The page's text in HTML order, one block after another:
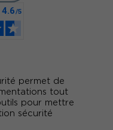
permet de
tout
pour mettre
sécurité